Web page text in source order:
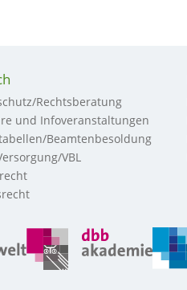
Rechtsberatung
und Infoveranstaltungen
Beamtenbesoldung
VBL